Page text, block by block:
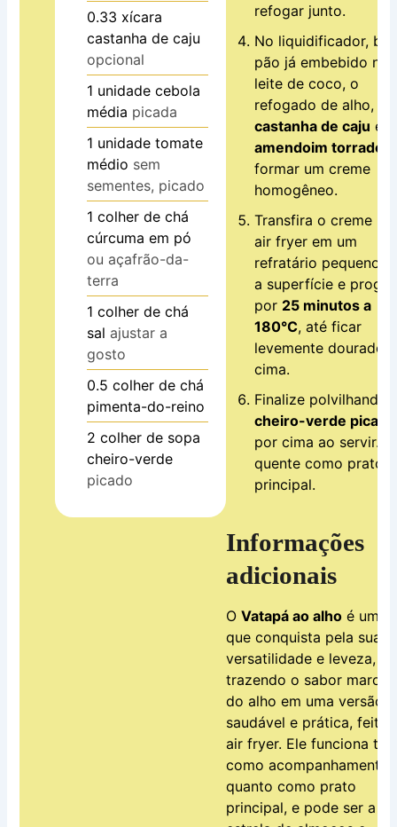
0.33 xícara
castanha de caju
opcional
1 unidade cebola
média picada
1 unidade tomate
médio sem
sementes, picado
1 colher de chá
cúrcuma em pó
ou açafrão-da-
terra
1 colher de chá
sal ajustar a
gosto
0.5 colher de chá
pimenta-do-reino
2 colher de sopa
cheiro-verde
picado
refogar junto.
No liquidificador,
pão já embebido no
leite de coco, o
refogado de alho, a
castanha de caju e o
amendoim torrado
formar um creme
homogêneo.
Transfira o creme
air fryer em um
refratário pequeno.
a superfície e
por 25 minutos a
180°C, até ficar
levemente dourado
cima.
Finalize polvilhando
cheiro-verde picado
por cima ao servir.
quente como prato
principal.
Informações
adicionais
OVatapá ao alho é um
que conquista pela sua
versatilidade e leveza,
trazendo o sabor
do alho em uma versão
saudável e prática, feita
air fryer. Ele funciona
como acompanhamento
quanto como prato
principal, e pode ser a